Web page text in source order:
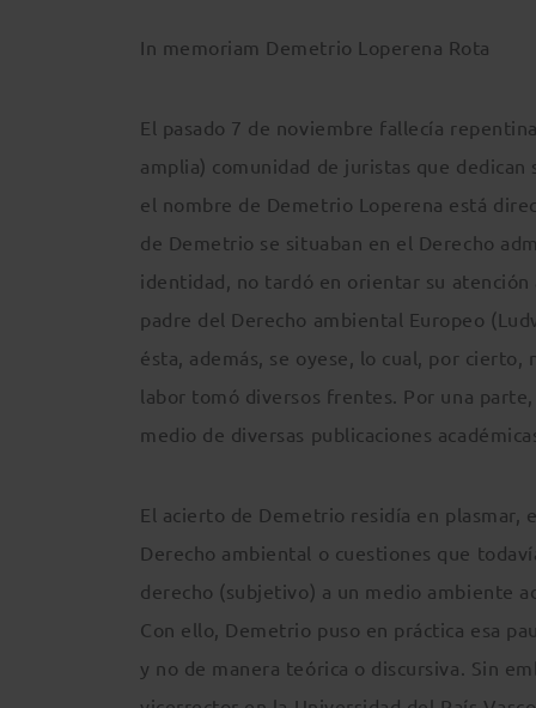
In memoriam Demetrio Loperena Rota
El pasado 7 de noviembre fallecía
amplia) comunidad de juristas que
el nombre de Demetrio Loperena está
de Demetrio se situaban en el Derecho
identidad, no tardó en orientar su
padre del Derecho ambiental Europeo
ésta, además, se oyese, lo cual, por
labor tomó diversos frentes. Por una
medio de diversas publicaciones
El acierto de Demetrio residía en plasmar,
Derecho ambiental o cuestiones que
derecho (subjetivo) a un medio ambiente
Con ello, Demetrio puso en práctica esa
y no de manera teórica o discursiva. Sin